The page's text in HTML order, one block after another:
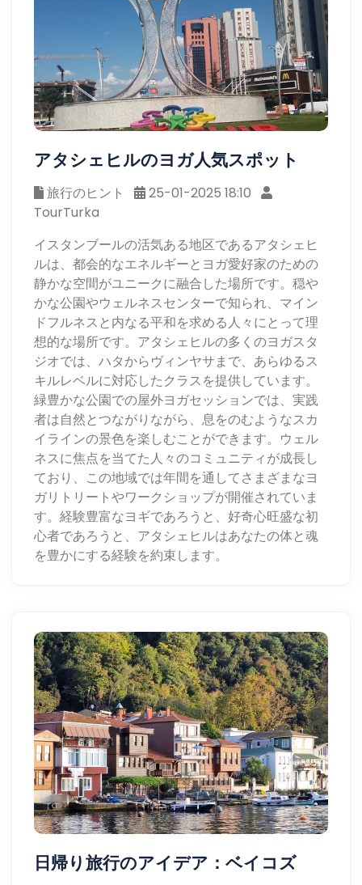
アタシェヒルのヨガ人気スポット
旅行のヒント
25-01-2025 18:10
TourTurka
イスタンブールの活気ある地区であるアタシェヒ
ルは、都会的なエネルギーとヨガ愛好家のための
静かな空間がユニークに融合した場所です。穏や
かな公園やウェルネスセンターで知られ、マイン
ドフルネスと内なる平和を求める人々にとって理
想的な場所です。アタシェヒルの多くのヨガスタ
ジオでは、ハタからヴィンヤサまで、あらゆるス
キルレベルに対応したクラスを提供しています。
緑豊かな公園での屋外ヨガセッションでは、実践
者は自然とつながりながら、息をのむようなスカ
イラインの景色を楽しむことができます。ウェル
ネスに焦点を当てた人々のコミュニティが成長し
ており、この地域では年間を通してさまざまなヨ
ガリトリートやワークショップが開催されていま
す。経験豊富なヨギであろうと、好奇心旺盛な初
心者であろうと、アタシェヒルはあなたの体と魂
を豊かにする経験を約束します。
日帰り旅行のアイデア：ベイコズ